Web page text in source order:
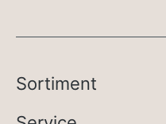
Sortiment